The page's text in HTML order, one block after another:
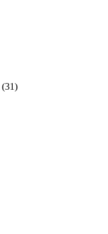
(31)